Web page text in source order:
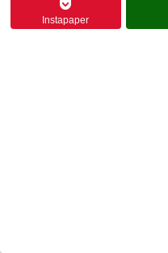
Instapaper